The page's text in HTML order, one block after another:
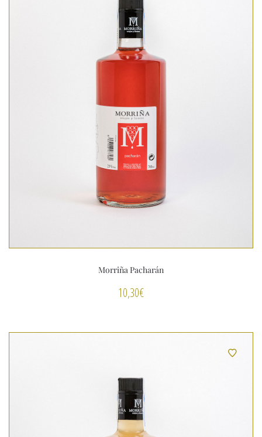
Morriña Pacharán
10,30€